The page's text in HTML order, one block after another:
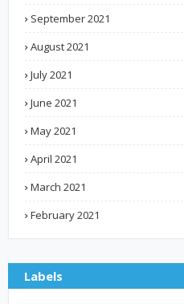
September 2021
August 2021
July 2021
June 2021
May 2021
April 2021
March 2021
February 2021
Labels